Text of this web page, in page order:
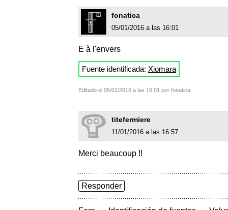
fonatica
05/01/2016 a las 16:01
E à l'envers
Fuente identificada: Xiomara
Editado el 05/01/2016 a las 16:01 por fonatica
titefermiere
11/01/2016 a las 16:57
Merci beaucoup !!
Responder